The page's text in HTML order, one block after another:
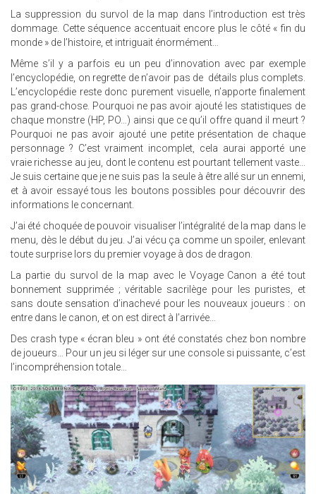
La suppression du survol de la map dans l’introduction est très
dommage. Cette séquence accentuait encore plus le côté « fin du
monde » de l’histoire, et intriguait énormément…
Même s’il y a parfois eu un peu d’innovation avec par exemple
l’encyclopédie, on regrette de n’avoir pas de détails plus complets.
L’encyclopédie reste donc purement visuelle, n’apporte finalement
pas grand-chose. Pourquoi ne pas avoir ajouté les statistiques de
chaque monstre (HP, PO…) ainsi que ce qu’il offre quand il meurt ?
Pourquoi ne pas avoir ajouté une petite présentation de chaque
personnage ? C’est vraiment incomplet, cela aurai apporté une
vraie richesse au jeu, dont le contenu est pourtant tellement vaste...
Je suis certaine que je ne suis pas la seule à être allé sur un ennemi,
et à avoir essayé tous les boutons possibles pour découvrir des
informations le concernant.
J’ai été choquée de pouvoir visualiser l’intégralité de la map dans le
menu, dès le début du jeu. J’ai vécu ça comme un spoiler, enlevant
toute surprise lors du premier voyage à dos de dragon.
La partie du survol de la map avec le Voyage Canon a été tout
bonnement supprimée ; véritable sacrilège pour les puristes, et
sans doute sensation d’inachevé pour les nouveaux joueurs : on
entre dans le canon, et on est direct à l’arrivée…
Des crash type « écran bleu » ont été constatés chez bon nombre
de joueurs… Pour un jeu si léger sur une console si puissante, c’est
l’incompréhension totale…
22.JPG